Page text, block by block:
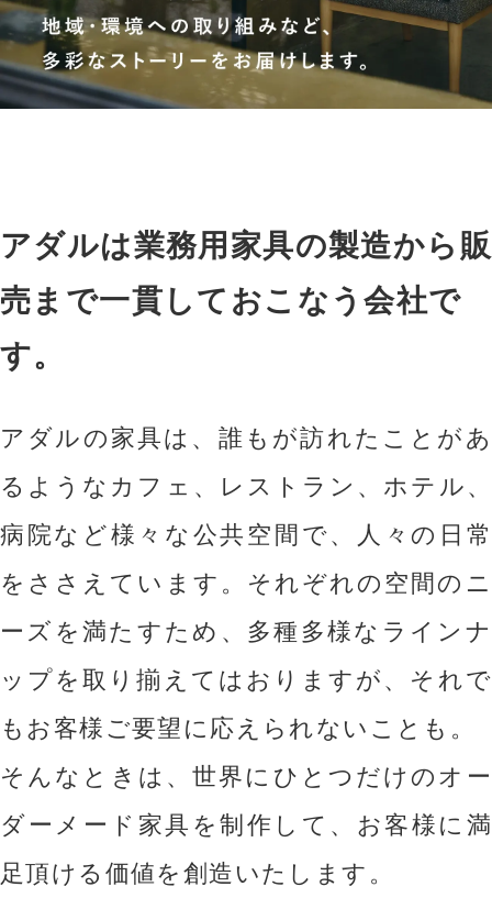
アダルは業務用家具の製造から販
売まで一貫しておこなう会社で
す。
アダルの家具は、誰もが訪れたことがあ
るようなカフェ、レストラン、ホテル、
病院など様々な公共空間で、人々の日常
をささえています。 それぞれの空間のニ
ーズを満たすため、多種多様なラインナ
ップを取り揃えてはおりますが、それで
もお客様ご要望に応えられないことも。
そんなときは、世界にひとつだけのオー
ダーメード家具を制作して、お客様に満
足頂ける価値を創造いたします。